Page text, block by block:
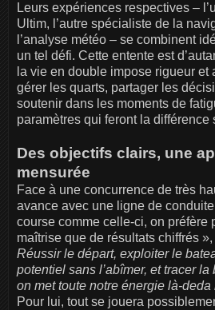
Leurs expériences respectives –
Ultim, l’autre spécialiste de la
l’analyse météo – se combinent
un tel défi. Cette entente est
la vie en double impose rigueur et
gérer les quarts, partager les
soutenir dans les moments de
paramètres qui feront la différence
Des objectifs clairs, une
mensurée
Face à une concurrence de très
avance avec une ligne de
course comme celle-ci, on préfère
maîtrise que de résultats chiffrés
Réussir le départ, exploiter le
potentiel sans l’abîmer, et tracer
on met toute notre énergie là-
Pour lui, tout se jouera